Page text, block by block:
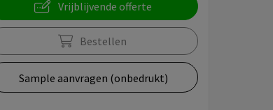
Vrijblijvende offerte
Bestellen
Sample aanvragen (onbedrukt)